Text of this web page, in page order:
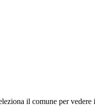
il comune per vedere